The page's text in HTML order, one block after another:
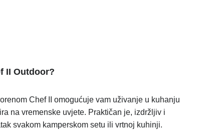
II Outdoor?
Chef II omogućuje vam uživanje u kuhanju
na vremenske uvjete. Praktičan je, izdržljiv i
svakom kamperskom setu ili vrtnoj kuhinji.